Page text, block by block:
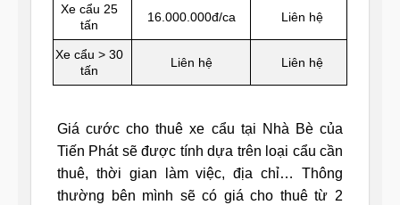
Xe cẩu 25
tấn
16.000.000đ/ca Liên hệ
Xe cẩu > 30
tấn
Liên hệ Liên hệ
Giá cước cho thuê xe cẩu tại Nhà Bè của
Tiến Phát sẽ được tính dựa trên loại cẩu cần
thuê, thời gian làm việc, địa chỉ… Thông
thường bên mình sẽ có giá cho thuê từ 2